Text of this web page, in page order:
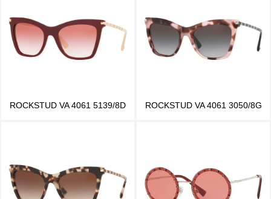
ROCKSTUD VA 4061 5139/8D ROCKSTUD VA 4061 3050/8G